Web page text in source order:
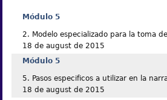
Módulo 5
2. Modelo especializado para la toma
18 de august de 2015
Módulo 5
5. Pasos especificos a utilizar en la
18 de august de 2015